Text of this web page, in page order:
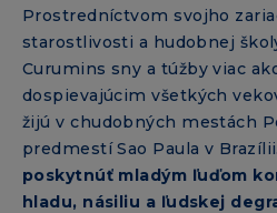
Prostredníctvom svojho
starostlivosti a hudobnej
Curumins sny a túžby viac
dospievajúcim všetkých
žijú v chudobných mestách
predmestí Sao Paula v Brazílii.
poskytnúť mladým ľuďom
hladu, násiliu a ľudskej